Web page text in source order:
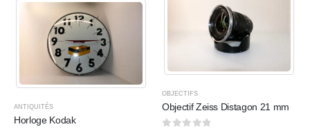
ANTIQUITÉS
Horloge Kodak
OBJECTIFS
Objectif Zeiss Distagon 21 mm